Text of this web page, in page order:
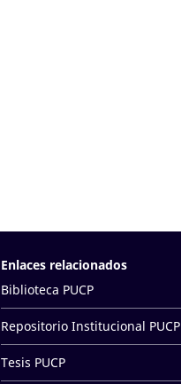
Enlaces relacionados
Biblioteca PUCP
Repositorio Institucional PUCP
Tesis PUCP